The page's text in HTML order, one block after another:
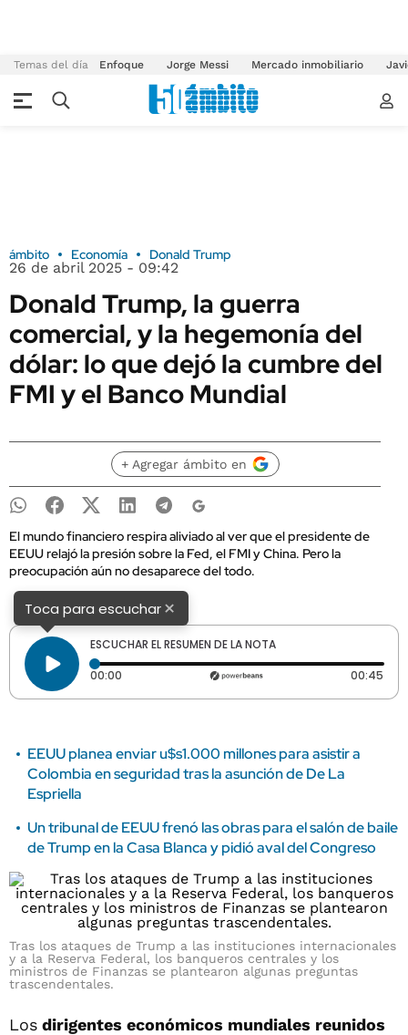
Temas del día Enfoque Jorge Messi Mercado inmobiliario
ámbito Economía Donald Trump
26 de abril 2025 - 09:42
Donald Trump, la guerra
comercial, y la hegemonía del
dólar: lo que dejó la cumbre del
FMI y el Banco Mundial
+ Agregar ámbito en
El mundo financiero respira aliviado al ver que el presidente de
EEUU relajó la presión sobre la Fed, el FMI y China. Pero la
preocupación aún no desaparece del todo.
Toca para escuchar×
ESCUCHAR EL RESUMEN DE LA NOTA
00:00 Tiempo transcurrido: 0 segundos 00:45
EEUU planea enviar u$s1.000 millones para asistir a
Colombia en seguridad tras la asunción de De La
Espriella
Un tribunal de EEUU frenó las obras para el salón de baile
de Trump en la Casa Blanca y pidió aval del Congreso
Tras los ataques de Trump a las instituciones internacionales
y a la Reserva Federal, los banqueros centrales y los
ministros de Finanzas se plantearon algunas preguntas
trascendentales.
Los dirigentes económicos mundiales reunidos